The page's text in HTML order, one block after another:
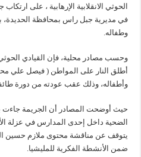
الحوثي الانقلابية الإرهابية ، على
في مديرية جبل راس بمحافظة الحديدة،
وطفاله.
وحسب مصادر محلية، فإن القيادي
أطلق النار على المواطن ( فيصل علي
وأطفاله، وذلك عقب عودته من دورة
حيث أوضحت المصادر أن الجريمة جاءت
الضحية داخل إحدى المدارس في عزلة
يتوقف عن مناقشة محتوى ملازم حسين
ضمن الأنشطة الفكرية للمليشيا.